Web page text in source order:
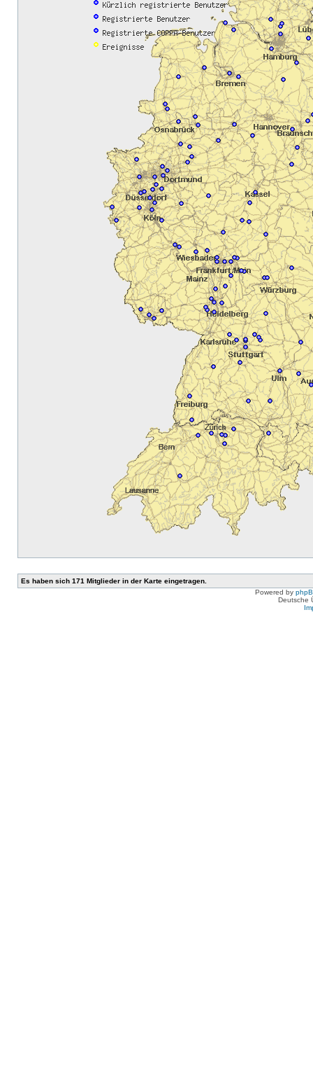
Es haben sich 171 Mitglieder in der Karte eingetragen.
Powered by
Deutsche